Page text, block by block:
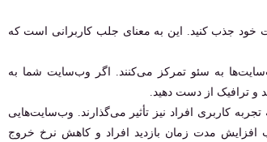
خود جذب کنید. این به معنای جلب کاربرانی است که
به سئو تمرکز می‌کنند. اگر وب‌سایت شما به
ترافیک از دست دهید.
کاربری افراد نیز تأثیر می‌گذارند. وب‌سایت‌هایی
افزایش مدت زمان بازدید افراد و کاهش نرخ خروج